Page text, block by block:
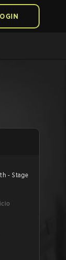
- Stage